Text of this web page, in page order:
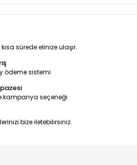
sürede elinize ulaşır.
ödeme sistemi
kampanya seçeneği
bize iletebilirsiniz.